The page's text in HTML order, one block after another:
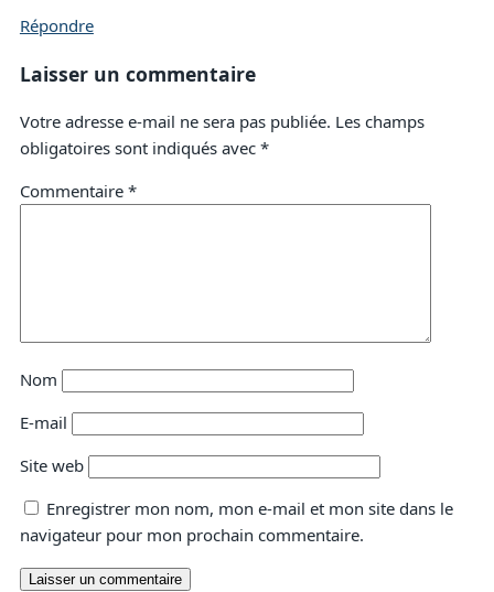
Répondre
Laisser un commentaire
Votre adresse e-mail ne sera pas publiée. Les champs
obligatoires sont indiqués avec *
Commentaire *
Nom
E-mail
Site web
Enregistrer mon nom, mon e-mail et mon site dans le
navigateur pour mon prochain commentaire.